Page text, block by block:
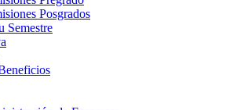
Posgrados
Semestre